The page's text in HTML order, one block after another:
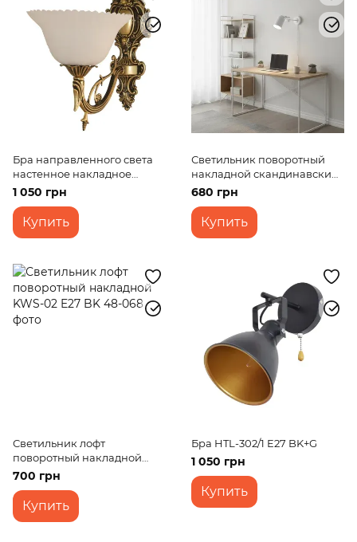
Бра направленного света
настенное накладное
барокко BKL-005W/1
1 050 грн
Купить
Светильник поворотный
накладной скандинавский
KWS-02 E27 WH
680 грн
Купить
Светильник лофт
поворотный накладной
KWS-02 E27 BK
700 грн
Купить
Бра HTL-302/1 E27 BK+G
1 050 грн
Купить